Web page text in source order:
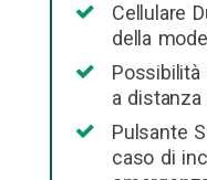
Cellulare
della
a
Pulsante
caso di